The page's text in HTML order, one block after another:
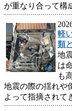
が重なり合って構
軽
類
地
は
も
地震の際の揺れや
よって指摘されて